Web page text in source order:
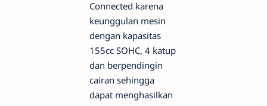
Connected karena
keunggulan mesin
dengan kapasitas
155cc SOHC, 4 katup
dan berpendingin
cairan sehingga
dapat menghasilkan